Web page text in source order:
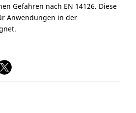
Gefahren nach EN 14126. Diese
Anwendungen in der